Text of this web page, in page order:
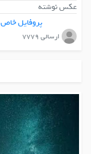
عکس نوشته
پروفایل خاص
ارسالی 7779